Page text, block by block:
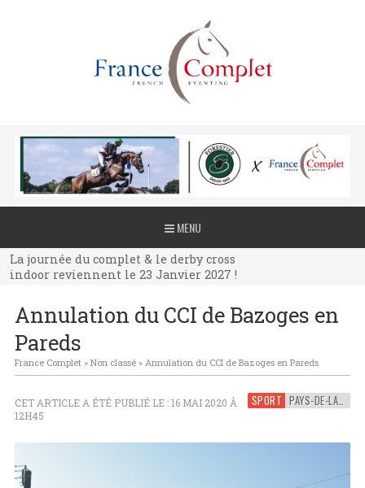
MENU
La journée du complet & le derby cross
indoor reviennent le 23 Janvier 2027 !
La journée du complet & le derby cross
indoor reviennent le 23 Janvier 2027 !
indoor reviennent le 23 Janvier 2027 !
Annulation du CCI de Bazoges en
Pareds
France Complet» Non classé» Annulation du CCI de Bazoges en Pareds
SPORT PAYS-DE-LA-LOIRE
CET ARTICLE A ÉTÉ PUBLIÉ LE : 16 MAI 2020 À
12H45